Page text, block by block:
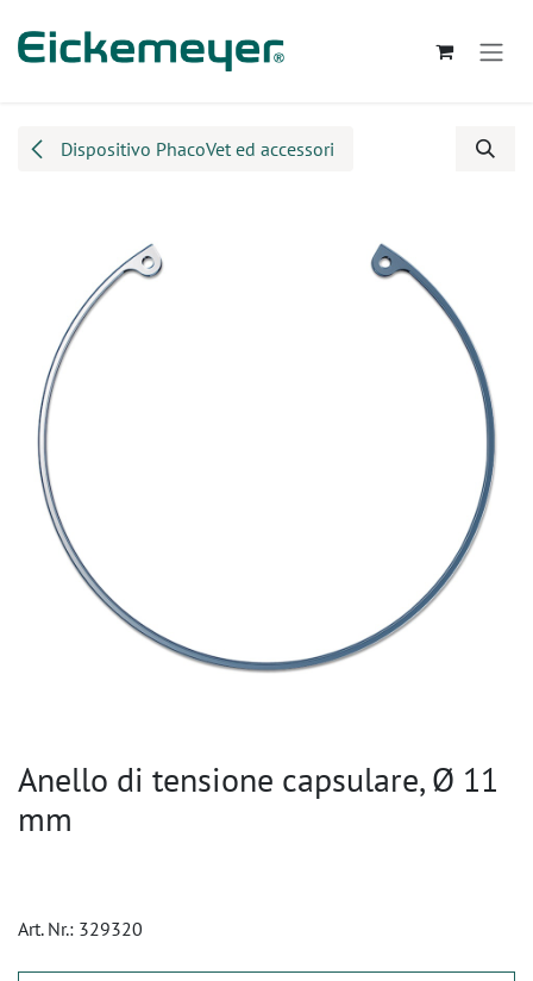
Dispositivo PhacoVet ed accessori
Anello di tensione capsulare, Ø 11
mm
Art. Nr.: 329320